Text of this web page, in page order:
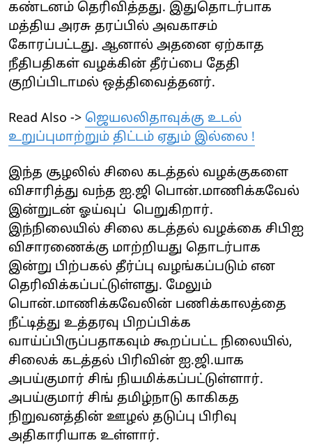
கண்டனம் தெரிவித்தது. இதுதொடர்பாக
மத்திய அரசு தரப்பில் அவகாசம்
கோரப்பட்டது. ஆனால் அதனை ஏற்காத
நீதிபதிகள் வழக்கின் தீர்ப்பை தேதி
குறிப்பிடாமல் ஒத்திவைத்தனர்.
Read Also -> ஜெயலலிதாவுக்கு உடல்
உறுப்புமாற்றும் திட்டம் ஏதும் இல்லை !
இந்த சூழலில் சிலை கடத்தல் வழக்குகளை
விசாரித்து வந்த ஐ.ஜி பொன்.மாணிக்கவேல்
இன்றுடன் ஓய்வுப் பெறுகிறார்.
இந்நிலையில் சிலை கடத்தல் வழக்கை சிபிஐ
விசாரணைக்கு மாற்றியது தொடர்பாக
இன்று பிற்பகல் தீர்ப்பு வழங்கப்படும் என
தெரிவிக்கப்பட்டுள்ளது. மேலும்
பொன்.மாணிக்கவேலின் பணிக்காலத்தை
நீட்டித்து உத்தரவு பிறப்பிக்க
வாய்ப்பிருப்பதாகவும் கூறப்பட்ட நிலையில்,
சிலைக் கடத்தல் பிரிவின் ஐ.ஜி.யாக
அபய்குமார் சிங் நியமிக்கப்பட்டுள்ளார்.
அபய்குமார் சிங் தமிழ்நாடு காகிகத
நிறுவனத்தின் ஊழல் தடுப்பு பிரிவு
அதிகாரியாக உள்ளார்.